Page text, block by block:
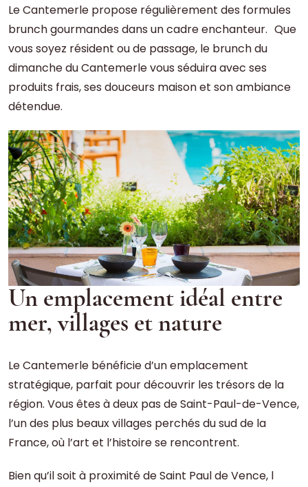
Le Cantemerle propose régulièrement des formules
brunch gourmandes dans un cadre enchanteur. Que
vous soyez résident ou de passage, le brunch du
dimanche du Cantemerle vous séduira avec ses
produits frais, ses douceurs maison et son ambiance
détendue.
Un emplacement idéal entre
mer, villages et nature
Le Cantemerle bénéficie d’un emplacement
stratégique, parfait pour découvrir les trésors de la
région. Vous êtes à deux pas de Saint-Paul-de-Vence,
l’un des plus beaux villages perchés du sud de la
France, où l’art et l’histoire se rencontrent.
Bien qu’il soit à proximité de Saint Paul de Vence, l